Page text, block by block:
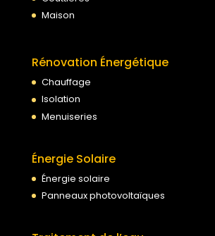
Maison
Rénovation Énergétique
Chauffage
Isolation
Menuiseries
Énergie Solaire
Énergie solaire
Panneaux photovoltaïques